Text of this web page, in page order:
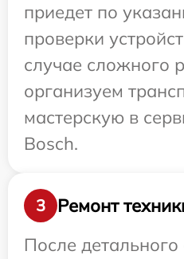
приедет по
проверки
случае сложного
организуем
мастерскую в
Bosch.
3
Ремонт
После